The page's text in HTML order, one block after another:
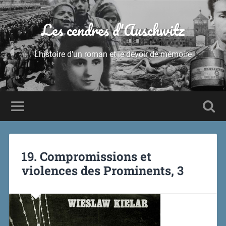
Les cendres d'Auschwitz
L'histoire d'un roman et le devoir de mémoire
19. Compromissions et
violences des Prominents, 3